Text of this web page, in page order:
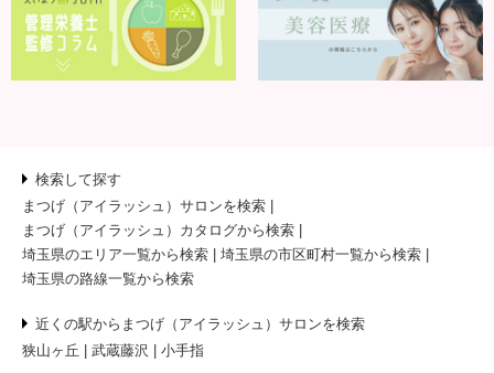
検索して探す
まつげ（アイラッシュ）サロンを検索
まつげ（アイラッシュ）カタログから検索
埼玉県のエリア一覧から検索
埼玉県の市区町村一覧から検索
埼玉県の路線一覧から検索
近くの駅からまつげ（アイラッシュ）サロンを検索
狭山ヶ丘
武蔵藤沢 小手指